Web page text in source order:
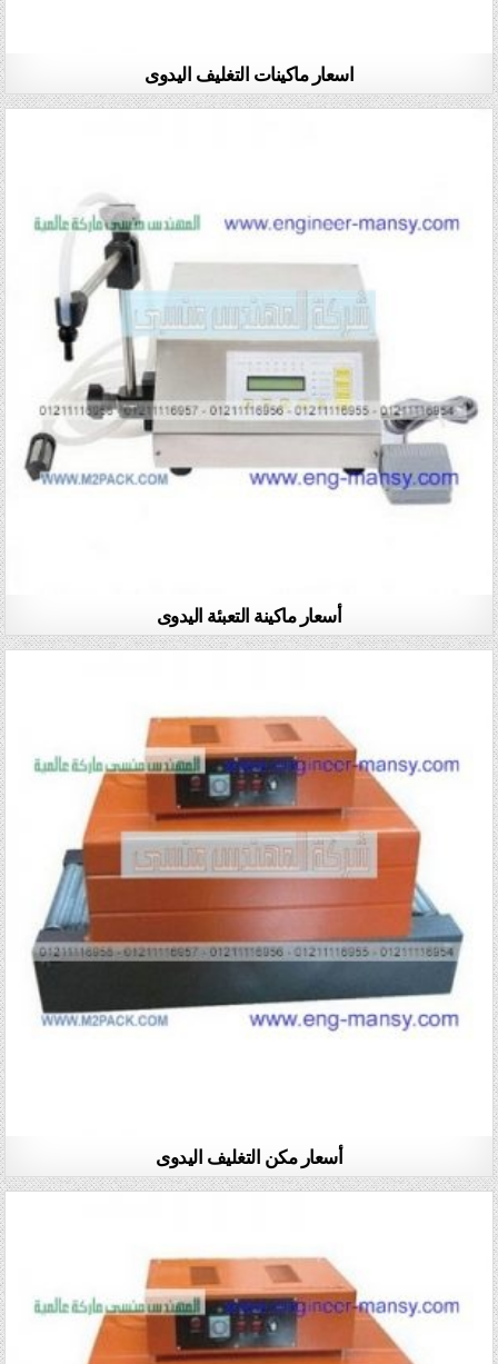
اسعار ماكينات التغليف اليدوى
أسعار ماكينة التعبئة اليدوى
أسعار مكن التغليف اليدوى